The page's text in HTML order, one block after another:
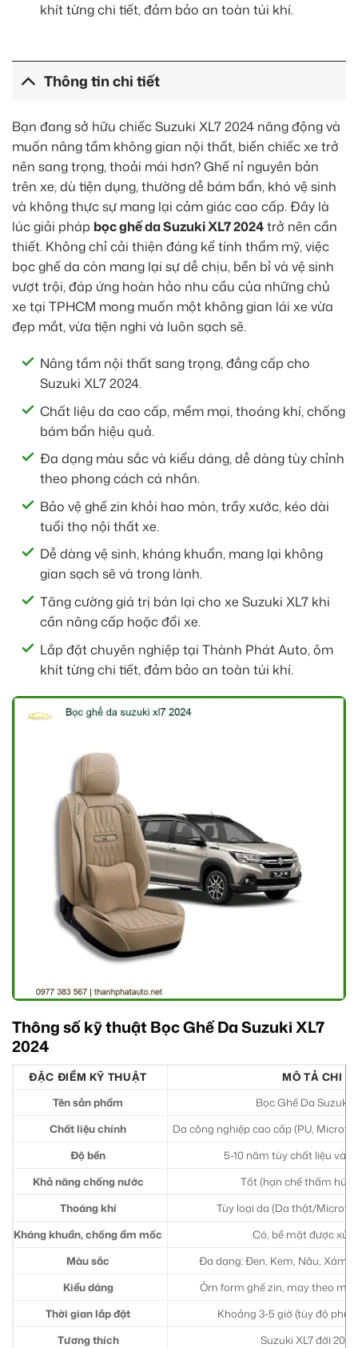
khít từng chi tiết, đảm bảo an toàn túi khí.
Thông tin chi tiết
Bạn đang sở hữu chiếc Suzuki XL7 2024 năng động và
muốn nâng tầm không gian nội thất, biến chiếc xe trở
nên sang trọng, thoải mái hơn? Ghế nỉ nguyên bản
trên xe, dù tiện dụng, thường dễ bám bẩn, khó vệ sinh
và không thực sự mang lại cảm giác cao cấp. Đây là
lúc giải pháp bọc ghế da Suzuki XL7 2024trở nên cần
thiết. Không chỉ cải thiện đáng kể tính thẩm mỹ, việc
bọc ghế da còn mang lại sự dễ chịu, bền bỉ và vệ sinh
vượt trội, đáp ứng hoàn hảo nhu cầu của những chủ
xe tại TPHCM mong muốn một không gian lái xe vừa
đẹp mắt, vừa tiện nghi và luôn sạch sẽ.
Nâng tầm nội thất sang trọng, đẳng cấp cho
Suzuki XL7 2024.
Chất liệu da cao cấp, mềm mại, thoáng khí, chống
bám bẩn hiệu quả.
Đa dạng màu sắc và kiểu dáng, dễ dàng tùy chỉnh
theo phong cách cá nhân.
Bảo vệ ghế zin khỏi hao mòn, trầy xước, kéo dài
tuổi thọ nội thất xe.
Dễ dàng vệ sinh, kháng khuẩn, mang lại không
gian sạch sẽ và trong lành.
Tăng cường giá trị bán lại cho xe Suzuki XL7 khi
cần nâng cấp hoặc đổi xe.
Lắp đặt chuyên nghiệp tại Thành Phát Auto, ôm
khít từng chi tiết, đảm bảo an toàn túi khí.
Thông số kỹ thuật Bọc Ghế Da Suzuki XL7
2024
ĐẶC ĐIỂM KỸ THUẬT
MÔ TẢ CHI
Tên sản phẩm
Bọc Ghế Da Suzuki
Chất liệu chính
Da công nghiệp cao cấp (PU,
Độ bền
5-10 năm tùy chất liệu và
Khả năng chống nước
Tốt (hạn chế thấm hút,
Thoáng khí
Tùy loại da (Da thật/
Kháng khuẩn, chống ẩm mốc
Có, bề mặt được xử
Màu sắc
Đa dạng: Đen, Kem, Nâu, Xám,
Kiểu dáng
Ôm form ghế zin, may theo
Thời gian lắp đặt
Khoảng 3-5 giờ (tùy độ
Tương thích
Suzuki XL7 đời